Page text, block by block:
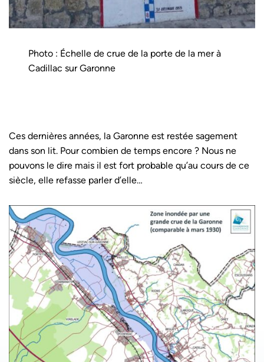
Photo : Échelle de crue de la porte de la mer à
Cadillac sur Garonne
Ces dernières années, la Garonne est restée sagement
dans son lit. Pour combien de temps encore ? Nous ne
pouvons le dire mais il est fort probable qu’au cours de ce
siècle, elle refasse parler d’elle…